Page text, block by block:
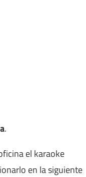
.
el karaoke
en la siguiente